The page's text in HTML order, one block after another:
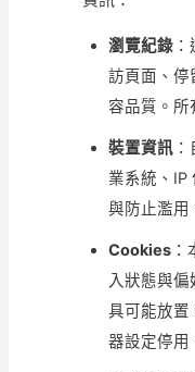
瀏覽紀錄
訪頁面、停
容品質。所
裝置資訊
業系統、IP
與防止濫用
Cookies
入狀態與
具可能放置
器設定停用